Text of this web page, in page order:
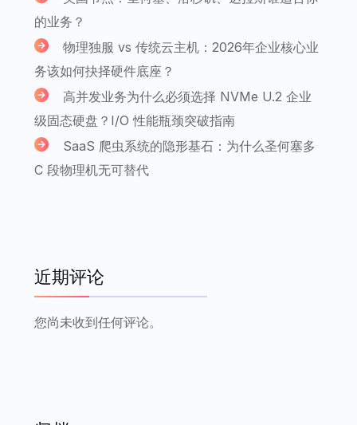
的业务？
物理独服 vs 传统云主机：2026年企业核心业
务该如何抉择硬件底座？
高并发业务为什么必须选择 NVMe U.2 企业
级固态硬盘？I/O 性能瓶颈突破指南
SaaS 爬虫系统的隐形基石：为什么圣何塞多
C 段物理机无可替代
近期评论
您尚未收到任何评论。